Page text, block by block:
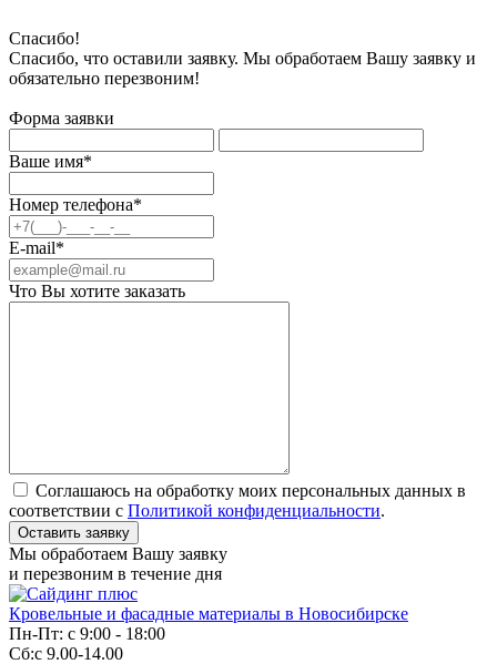
Спасибо!
Спасибо, что оставили заявку. Мы обработаем Вашу заявку и
обязательно перезвоним!
Форма заявки
Ваше имя*
Номер телефона*
E-mail*
Что Вы хотите заказать
Соглашаюсь на обработку моих персональных данных в
соответствии с Политикой конфиденциальности.
Мы обработаем Вашу заявку
и перезвоним в течение дня
Кровельные и фасадные материалы в Новосибирске
Пн-Пт: с 9:00 - 18:00
Сб:с 9.00-14.00